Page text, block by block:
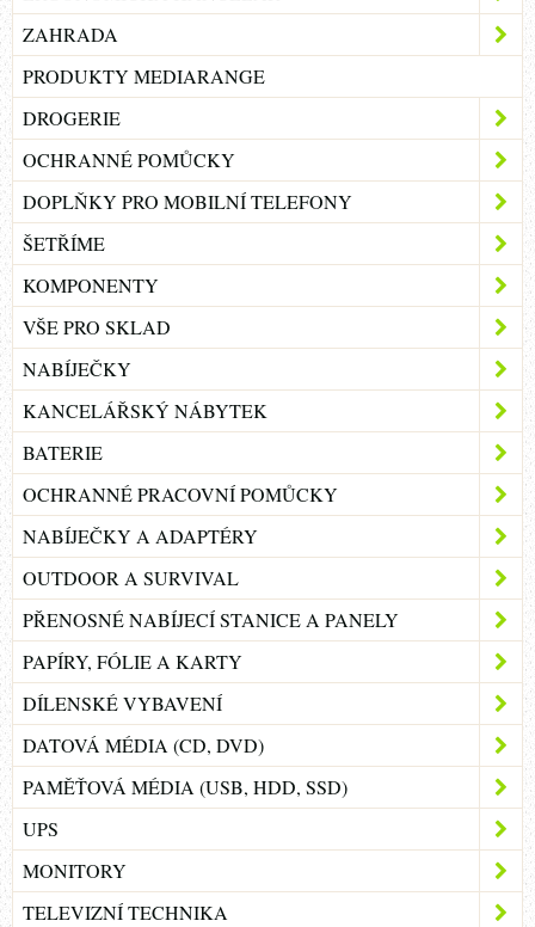
ZAHRADA
PRODUKTY MEDIARANGE
DROGERIE
OCHRANNÉ POMŮCKY
DOPLŇKY PRO MOBILNÍ TELEFONY
ŠETŘÍME
KOMPONENTY
VŠE PRO SKLAD
NABÍJEČKY
KANCELÁŘSKÝ NÁBYTEK
BATERIE
OCHRANNÉ PRACOVNÍ POMŮCKY
NABÍJEČKY A ADAPTÉRY
OUTDOOR A SURVIVAL
PŘENOSNÉ NABÍJECÍ STANICE A PANELY
PAPÍRY, FÓLIE A KARTY
DÍLENSKÉ VYBAVENÍ
DATOVÁ MÉDIA (CD, DVD)
PAMĚŤOVÁ MÉDIA (USB, HDD, SSD)
UPS
MONITORY
TELEVIZNÍ TECHNIKA